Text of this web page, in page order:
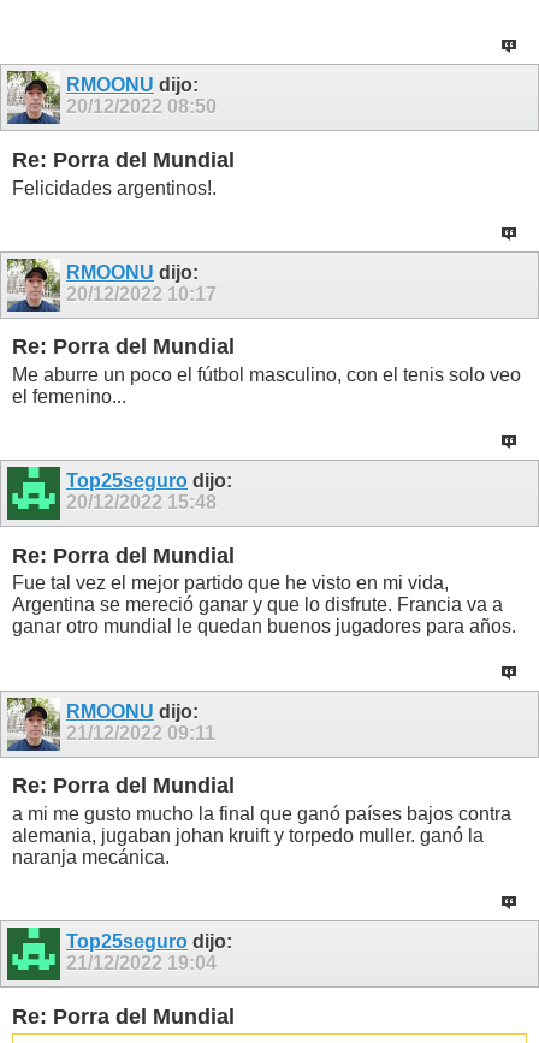
RMOONU dijo:
20/12/2022 08:50
Re: Porra del Mundial
Felicidades argentinos!.
RMOONU dijo:
20/12/2022 10:17
Re: Porra del Mundial
Me aburre un poco el fútbol masculino, con el tenis solo veo
el femenino...
Top25seguro dijo:
20/12/2022 15:48
Re: Porra del Mundial
Fue tal vez el mejor partido que he visto en mi vida,
Argentina se mereció ganar y que lo disfrute. Francia va a
ganar otro mundial le quedan buenos jugadores para años.
RMOONU dijo:
21/12/2022 09:11
Re: Porra del Mundial
a mi me gusto mucho la final que ganó países bajos contra
alemania, jugaban johan kruift y torpedo muller. ganó la
naranja mecánica.
Top25seguro dijo:
21/12/2022 19:04
Re: Porra del Mundial